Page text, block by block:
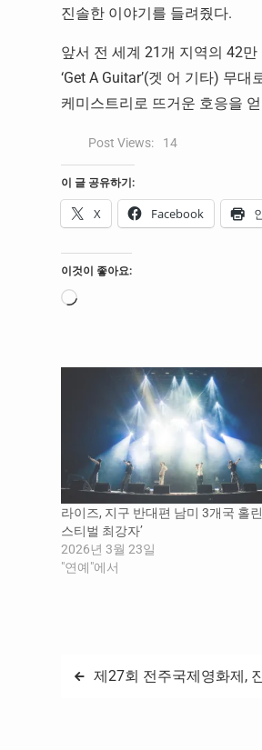
진솔한 이야기를 들려줬다.
앞서 전 세계 21개 지역의 42만
‘Get A Guitar’(겟 어 기타) 무
케미스트리로 뜨거운 호응을
Post Views: 14
이 글 공유하기:
X Facebook
이것이 좋아요:
로
라이즈, 지구 반대편 남미 3개국 홀린
스티벌 최강자’
2026년 3월 23일
"연예"에서
글 제27회 전주국제영화제,